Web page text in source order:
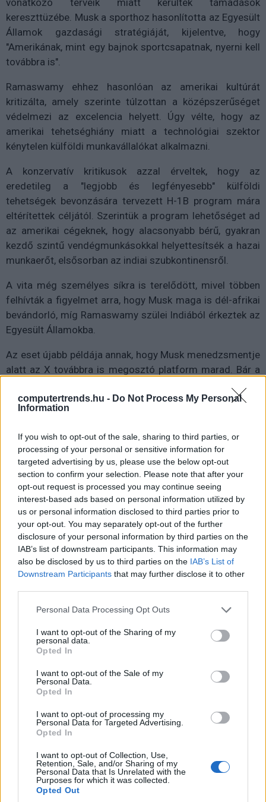
computertrends.hu - Do Not Process My Personal
Information
If you wish to opt-out of the sale, sharing to third parties, or
processing of your personal or sensitive information for
targeted advertising by us, please use the below opt-out
section to confirm your selection. Please note that after your
opt-out request is processed you may continue seeing
interest-based ads based on personal information utilized by
us or personal information disclosed to third parties prior to
your opt-out. You may separately opt-out of the further
disclosure of your personal information by third parties on the
IAB’s list of downstream participants. This information may
also be disclosed by us to third parties on the IAB’s List of
Downstream Participants that may further disclose it to other
Please note that this website/app uses one or more Google
not limited to your visit or usage behaviour. You may click to
grant or deny consent to Google and its third-party tags to
use your data for below specified purposes in below Google
consent section.
Personal Data Processing Opt Outs
I want to opt-out of the Sharing of my
personal data.
Opted In
I want to opt-out of the Sale of my
Personal Data.
Opted In
I want to opt-out of processing my
Personal Data for Targeted Advertising.
Opted In
I want to opt-out of Collection, Use,
Retention, Sale, and/or Sharing of my
Personal Data that Is Unrelated with the
Purposes for which it was collected.
Opted Out
vonatkozó terveik miatt kerültek támadások
kereszttüzébe. Musk a sporthoz hasonlította az Egyesült
Államok gazdasági stratégiáját, kijelentve, hogy
"Amerikának, mint egy bajnok sportcsapatnak, nyerni kell
továbbra is".
Ramaswamy ehhez hasonlóan az amerikai kultúrát
kritizálta, amely szerinte túlzottan a középszerűséget
védelmezi az excelencia helyett. Úgy vélte, hogy az
amerikai tehetséghiány miatt a technológiai szektor
kénytelen külföldi munkavállalókat alkalmazni.
A konzervatív kritikusok azzal érveltek, hogy az
eredetileg a "legjobb és legfényesebb" külföldi
tehetségek bevonzására tervezett H-1B program mára
eltérítettek céljától. Szerintük a program lehetőséget ad
az amerikai cégeknek, hogy alacsonyabb bérű, gyakran
kezdő szintű vendégmunkásokkal helyettesítsék a hazai
munkaerőt, elsősorban az indiai szubkontinensről.
A vita még személyes síkra is terelődött, mivel többen
felhívták a figyelmet arra, hogy Musk maga is dél-afrikai
bevándorló, míg Ramaswamy szülei Indiából érkeztek az
Egyesült Államokba.
Az eset újabb példája annak, hogy Musk menedzsmentje
alatt az X továbbra is megosztó platform marad. Bár a
magát, sokan úgy vélik, hogy a cég új irányelvei és az
algoritmus változásai pont az ellenkező hatást fejtik ki.
Az X körüli vita minden bizonnyal nem ért véget, és a
platform további lépései határozzák meg, hogyan ítéli
meg a közvélemény Musk bevándorlási politikáját és az
X működését.
Diákok a munkaerőpiacon: Így formálják a 2026-os
trendeket a fiatalok elvárásai (X)
A diákoknak már nem elég a magas órabér,
rugalmasságot is várnak.
#elon musk #x #twitter
#algoritmus
#mutes
Irán feloldja a WhatsApp-
tilalmat
ComputerTrends| 2024 december 26. 17:08